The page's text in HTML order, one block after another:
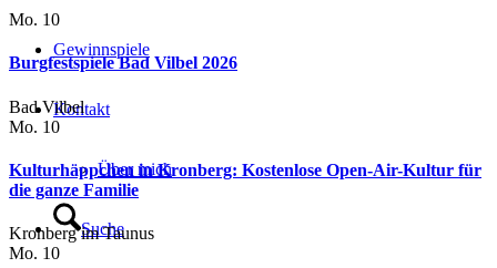
Gewinnspiele
Kontakt
Über mich
Suche
Mo. 10
Burgfestspiele Bad Vilbel 2026
Bad Vilbel
Mo. 10
Kulturhäppchen in Kronberg: Kostenlose Open-Air-Kultur für
die ganze Familie
Kronberg im Taunus
Mo. 10